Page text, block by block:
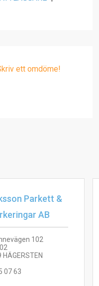
ett omdöme!
Parkett &
AB
102
HÄGERSTEN
07 63